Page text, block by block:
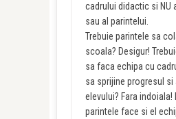
cadrului didactic si NU
sau al parintelui.
Trebuie parintele sa
scoala? Desigur!
sa faca echipa cu
sa sprijine progresul si
elevului? Fara indoiala!
parintele face si el